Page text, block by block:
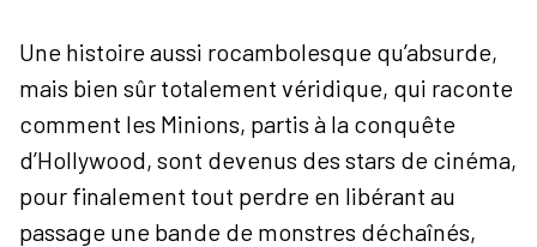
Une histoire aussi rocambolesque qu’absurde,
mais bien sûr totalement véridique, qui raconte
comment les Minions, partis à la conquête
d’Hollywood, sont devenus des stars de cinéma,
pour finalement tout perdre en libérant au
passage une bande de monstres déchaînés,